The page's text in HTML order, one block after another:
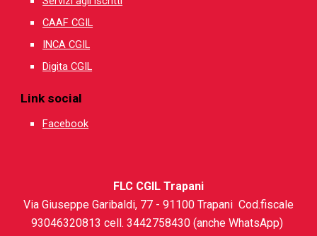
CAAF CGIL
INCA CGIL
Digita CGIL
Link social
Facebook
FLC CGIL Trapani
Via Giuseppe Garibaldi, 77 - 91100 Trapani Cod.fiscale
93046320813 cell. 3442758430 (anche WhatsApp)